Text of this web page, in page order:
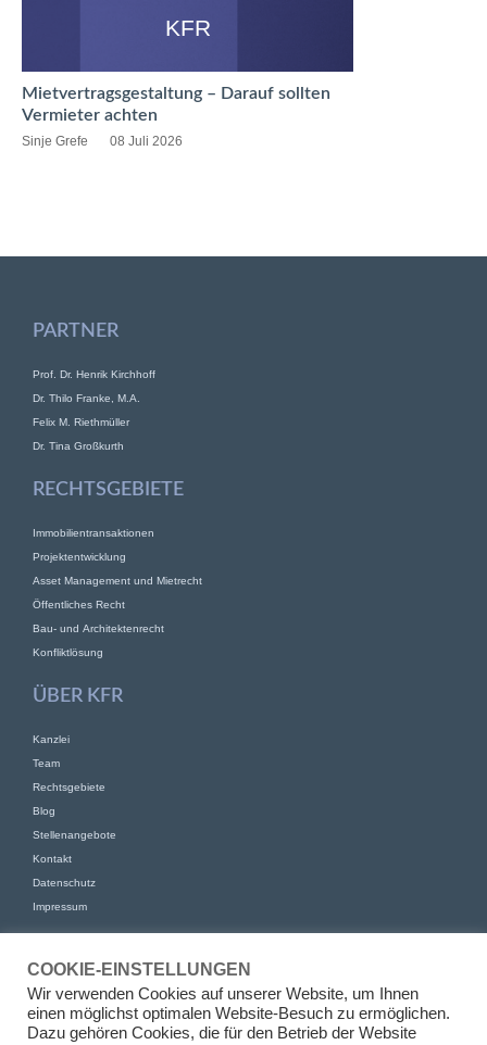
KFR
Mietvertragsgestaltung – Darauf sollten
Vermieter achten
Sinje Grefe 08 Juli 2026
PARTNER
Prof. Dr. Henrik Kirchhoff
Dr. Thilo Franke, M.A.
Felix M. Riethmüller
Dr. Tina Großkurth
RECHTSGEBIETE
Immobilientransaktionen
Projektentwicklung
Asset Management und Mietrecht
Öffentliches Recht
Bau- und Architektenrecht
Konfliktlösung
ÜBER KFR
Kanzlei
Team
Rechtsgebiete
Blog
Stellenangebote
Kontakt
Datenschutz
Impressum
KFR Kirchhoff Franke Riethmüller Partnerschaft von Rechtsanwälten
mbB
Am Kaiserkai 69
COOKIE-EINSTELLUNGEN
Wir verwenden Cookies auf unserer Website, um Ihnen
einen möglichst optimalen Website-Besuch zu ermöglichen.
Dazu gehören Cookies, die für den Betrieb der Website